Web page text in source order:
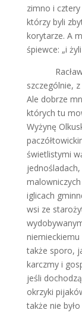
zimno i
którzy byli
korytarze. A
śpiewce: „i
Racławic
szczególnie,
Ale dobrze
których tu
Wyżynę
świetlistymi
iglicach
wsi ze
także sporo,
karczmy i
jeśli
okrzyki
także nie